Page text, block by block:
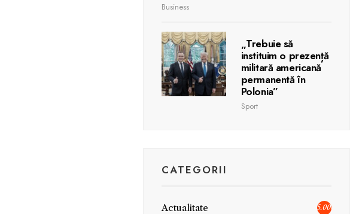
Business
„Trebuie să
instituim o prezență
militară americană
permanentă în
Polonia”
Sport
CATEGORII
Actualitate 5.006